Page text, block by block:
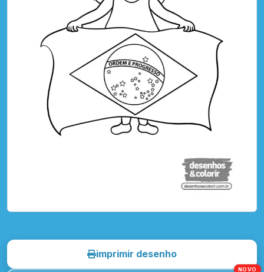
imprimir desenho
NOVO